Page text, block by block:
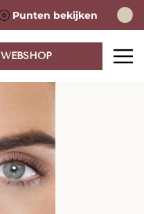
Punten bekijken
WEBSHOP